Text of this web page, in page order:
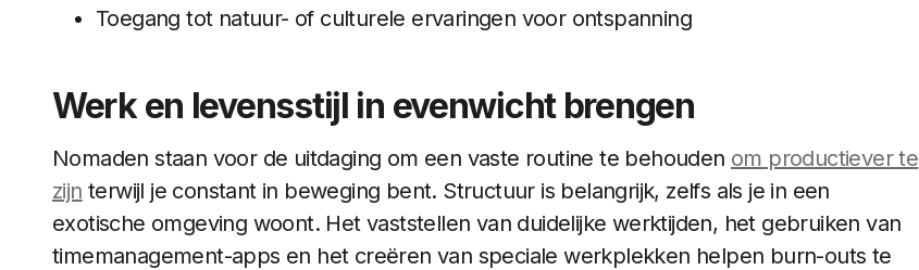
Toegang tot natuur- of culturele ervaringen voor ontspanning
Werk en levensstijl in evenwicht brengen
Nomaden staan ​​voor de uitdaging om een ​​vaste routine te behouden om productiever te
zijn terwijl je constant in beweging bent. Structuur is belangrijk, zelfs als je in een
exotische omgeving woont. Het vaststellen van duidelijke werktijden, het gebruiken van
timemanagement-apps en het creëren van speciale werkplekken helpen burn-outs te